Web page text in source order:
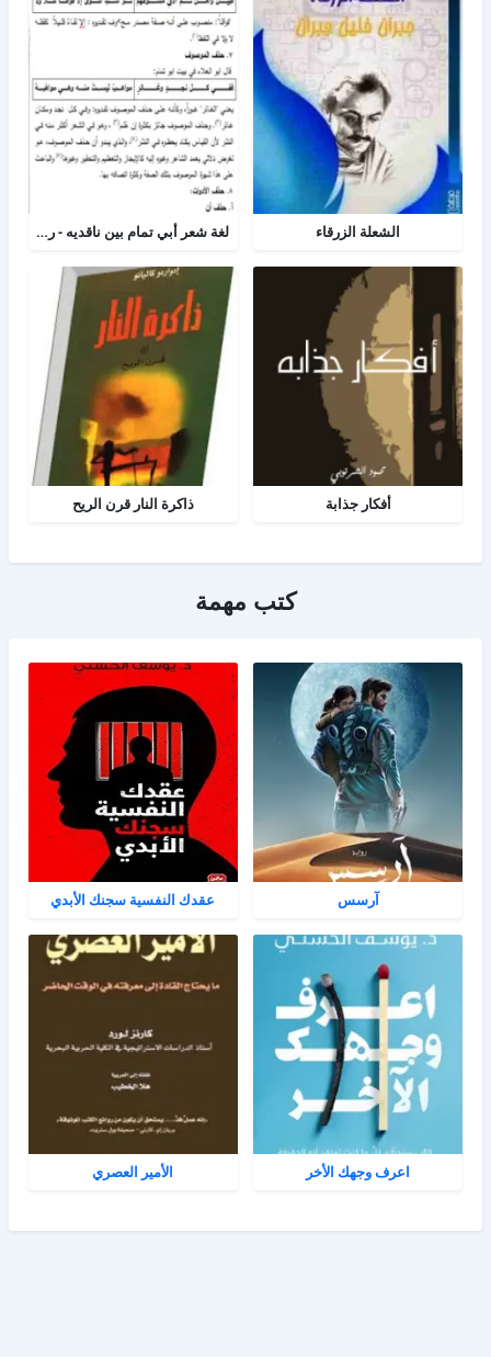
الشعلة الزرقاء لغة شعر أبي تمام بين ناقديه - رسالة لغه عربية
أفكار جذابة ذاكرة النار قرن الريح
كتب مهمة
آرسس عقدك النفسية سجنك الأبدي
اعرف وجهك الأخر الأمير العصري